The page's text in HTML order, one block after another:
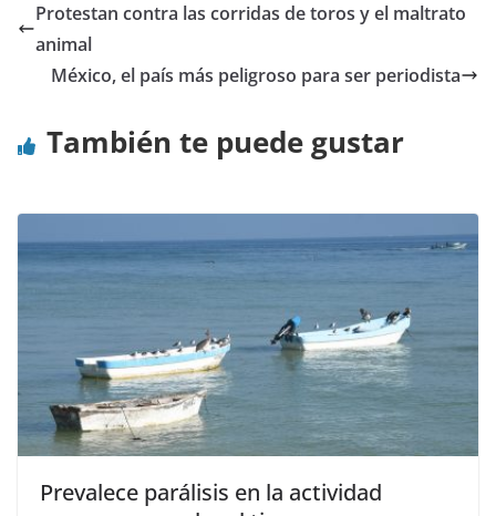
Protestan contra las corridas de toros y el maltrato
animal
México, el país más peligroso para ser periodista
También te puede gustar
Prevalece parálisis en la actividad